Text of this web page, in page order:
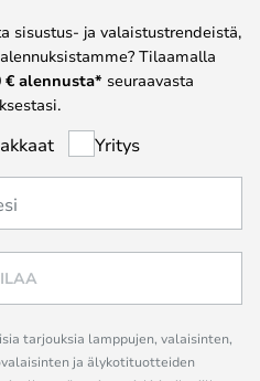
sisustus- ja valaistustrendeistä,
Tilaamalla
€ alennusta* seuraavasta
Yritys
tarjouksia lamppujen, valaisinten,
ja älykotituotteiden